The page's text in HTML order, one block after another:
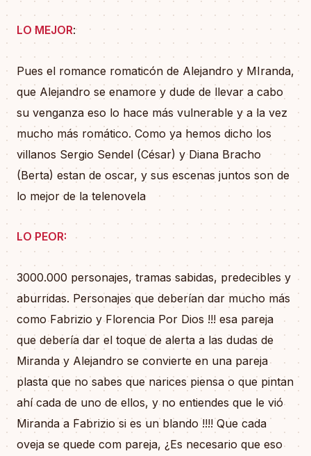
LO MEJOR:
Pues el romance romaticón de Alejandro y MIranda,
que Alejandro se enamore y dude de llevar a cabo
su venganza eso lo hace más vulnerable y a la vez
mucho más romático. Como ya hemos dicho los
villanos Sergio Sendel (César) y Diana Bracho
(Berta) estan de oscar, y sus escenas juntos son de
lo mejor de la telenovela
LO PEOR:
3000.000 personajes, tramas sabidas, predecibles y
aburridas. Personajes que deberían dar mucho más
como Fabrizio y Florencia Por Dios !!! esa pareja
que debería dar el toque de alerta a las dudas de
Miranda y Alejandro se convierte en una pareja
plasta que no sabes que narices piensa o que pintan
ahí cada de uno de ellos, y no entiendes que le vió
Miranda a Fabrizio si es un blando !!!! Que cada
oveja se quede com pareja, ¿Es necesario que eso